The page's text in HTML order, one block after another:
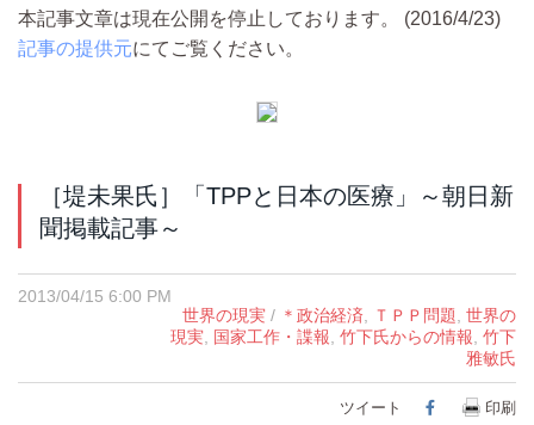
本記事文章は現在公開を停止しております。 (2016/4/23)
記事の提供元にてご覧ください。
［堤未果氏］「TPPと日本の医療」～朝日新
聞掲載記事～
2013/04/15 6:00 PM
世界の現実 / ＊政治経済, ＴＰＰ問題, 世界の
現実, 国家工作・諜報, 竹下氏からの情報, 竹下
雅敏氏
ツイート Facebook
印刷